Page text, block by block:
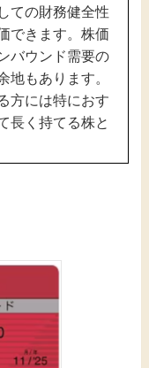
ての財務健全性
できます。株価
バウンド需要の
地もあります。
方には特におす
長く持てる株と